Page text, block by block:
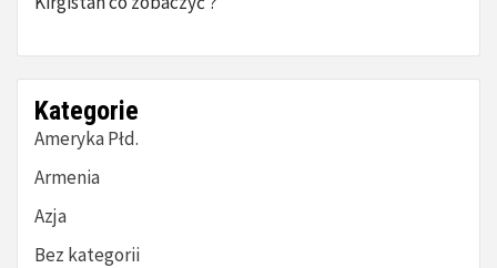
Kategorie
Ameryka Płd.
Armenia
Azja
Bez kategorii